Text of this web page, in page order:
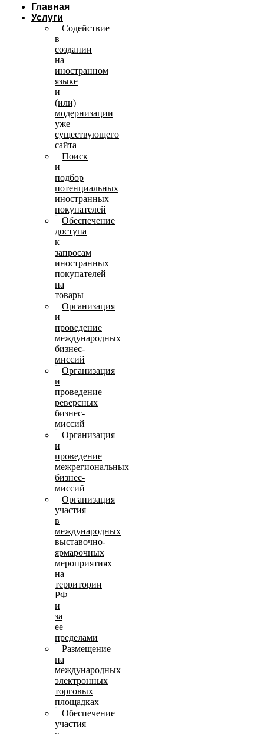
Главная
Услуги
Содействие
в
создании
на
иностранном
языке
и
(или)
модернизации
уже
существующего
сайта
Поиск
и
подбор
потенциальных
иностранных
покупателей
Обеспечение
доступа
к
запросам
иностранных
покупателей
на
товары
Организация
и
проведение
международных
бизнес-
миссий
Организация
и
проведение
реверсных
бизнес-
миссий
Организация
и
проведение
межрегиональных
бизнес-
миссий
Организация
участия
в
международных
выставочно-
ярмарочных
мероприятиях
на
территории
РФ
и
за
ее
пределами
Размещение
на
международных
электронных
торговых
площадках
Обеспечение
участия